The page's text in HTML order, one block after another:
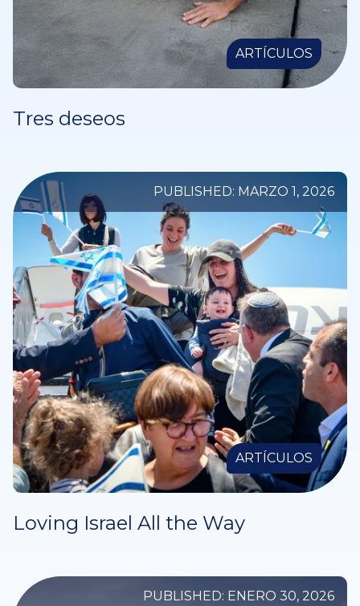
ARTÍCULOS
Tres deseos
PUBLISHED: MARZO 1, 2026
ARTÍCULOS
Loving Israel All the Way
PUBLISHED: ENERO 30, 2026